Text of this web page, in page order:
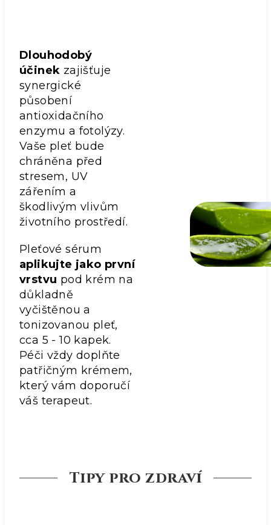
Dlouhodobý
účinek zajišťuje
synergické
působení
antioxidačního
enzymu a fotolýzy.
Vaše pleť bude
chráněna před
stresem, UV
zářením a
škodlivým vlivům
životního prostředí.
Pleťové sérum
aplikujte jako první
vrstvu pod krém na
důkladně
vyčištěnou a
tonizovanou pleť,
cca 5 - 10 kapek.
Péči vždy doplňte
patřičným krémem,
který vám doporučí
váš terapeut.
Tipy pro zdraví